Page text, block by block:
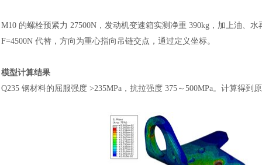
M10 的螺栓预紧力 27500N，发动机变速箱实测净重 390kg，加上油、
F=4500N 代替，方向为重心指向吊链交点，通过定义坐标。
模型计算结果
Q235 钢材料的屈服强度 >235MPa，抗拉强度 375～500MPa。计算得到